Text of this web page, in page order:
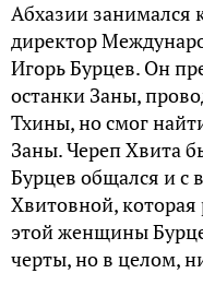
Абхазии занимался
директор
Игорь Бурцев. Он
останки Заны,
Тхины, но смог
Заны. Череп Хвита
Бурцев общался и с
Хвитовной, которая
этой женщины
черты, но в целом,